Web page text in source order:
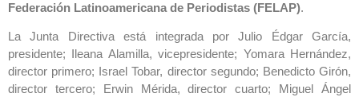
Federación Latinoamericana de Periodistas (FELAP).
La Junta Directiva está integrada por Julio Édgar García,
presidente; Ileana Alamilla, vicepresidente; Yomara Hernández,
director primero; Israel Tobar, director segundo; Benedicto Girón,
director tercero; Erwin Mérida, director cuarto; Miguel Ángel